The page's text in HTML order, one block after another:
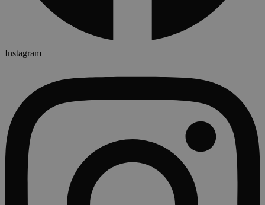
Instagram